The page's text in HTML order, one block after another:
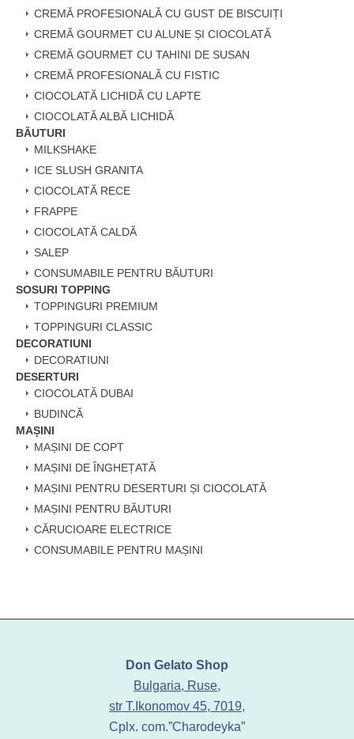
CREMĂ PROFESIONALĂ CU GUST DE BISCUIȚI
CREMĂ GOURMET CU ALUNE ȘI CIOCOLATĂ
CREMĂ GOURMET CU TAHINI DE SUSAN
CREMĂ PROFESIONALĂ CU FISTIC
CIOCOLATĂ LICHIDĂ CU LAPTE
CIOCOLATĂ ALBĂ LICHIDĂ
BĂUTURI
MILKSHAKE
ICE SLUSH GRANITA
CIOCOLATĂ RECE
FRAPPE
CIOCOLATĂ CALDĂ
SALEP
CONSUMABILE PENTRU BĂUTURI
SOSURI TOPPING
TOPPINGURI PREMIUM
TOPPINGURI CLASSIC
DECORATIUNI
DECORATIUNI
DESERTURI
CIOCOLATĂ DUBAI
BUDINCĂ
MAȘINI
MAȘINI DE COPT
MAȘINI DE ÎNGHEȚATĂ
MAȘINI PENTRU DESERTURI ȘI CIOCOLATĂ
MAȘINI PENTRU BĂUTURI
CĂRUCIOARE ELECTRICE
CONSUMABILE PENTRU MAȘINI
Don Gelato Shop
Bulgaria, Ruse,
str T.Ikonomov 45, 7019,
Cplx. com.”Charodeyka”